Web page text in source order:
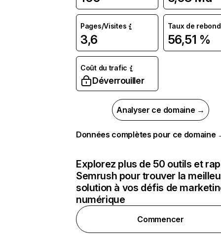
Pages/Visites
3,6
Taux de rebond
56,51 %
Coût du trafic
Déverrouiller
Analyser ce domaine →
Données complètes pour ce domaine
Explorez plus de 50 outils et
Semrush pour trouver la
solution à vos défis de
numérique
Commencer